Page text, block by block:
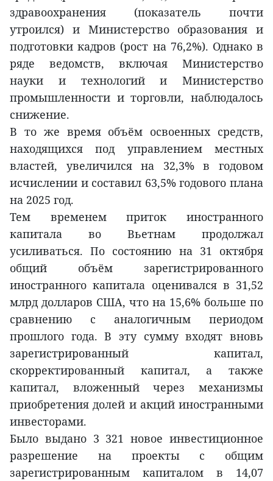
здравоохранения (показатель почти
утроился) и Министерство образования и
подготовки кадров (рост на 76,2%). Однако в
ряде ведомств, включая Министерство
науки и технологий и Министерство
промышленности и торговли, наблюдалось
снижение.
В то же время объём освоенных средств,
находящихся под управлением местных
властей, увеличился на 32,3% в годовом
исчислении и составил 63,5% годового плана
на 2025 год.
Тем временем приток иностранного
капитала во Вьетнам продолжал
усиливаться. По состоянию на 31 октября
общий объём зарегистрированного
иностранного капитала оценивался в 31,52
млрд долларов США, что на 15,6% больше по
сравнению с аналогичным периодом
прошлого года. В эту сумму входят вновь
зарегистрированный капитал,
скорректированный капитал, а также
капитал, вложенный через механизмы
приобретения долей и акций иностранными
инвесторами.
Было выдано 3 321 новое инвестиционное
разрешение на проекты с общим
зарегистрированным капиталом в 14,07